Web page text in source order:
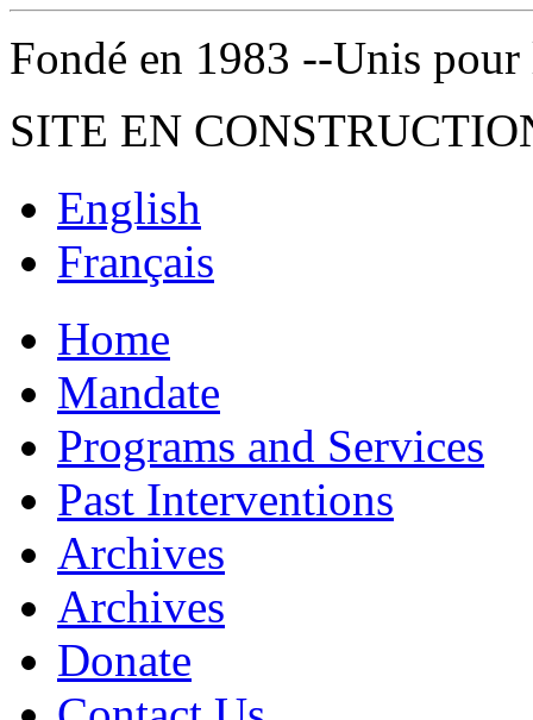
Fondé en 1983 --Unis
SITE EN
English
Français
Home
Mandate
Programs and Services
Past Interventions
Archives
Archives
Donate